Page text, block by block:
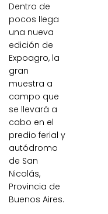
Dentro de
pocos llega
una nueva
edición de
Expoagro, la
gran
muestra a
campo que
se llevará a
cabo en el
predio ferial y
autódromo
de San
Nicolás,
Provincia de
Buenos Aires.